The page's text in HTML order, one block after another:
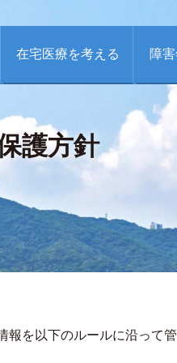
在宅医療を考える 障
護方針
を以下のルールに沿って